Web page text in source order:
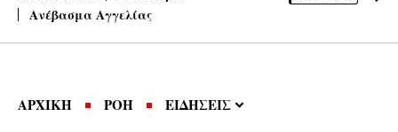
Ανέβασμα Αγγελίας
ΑΡΧΙΚΗ ΡΟΗ ΕΙΔΗΣΕΙΣ